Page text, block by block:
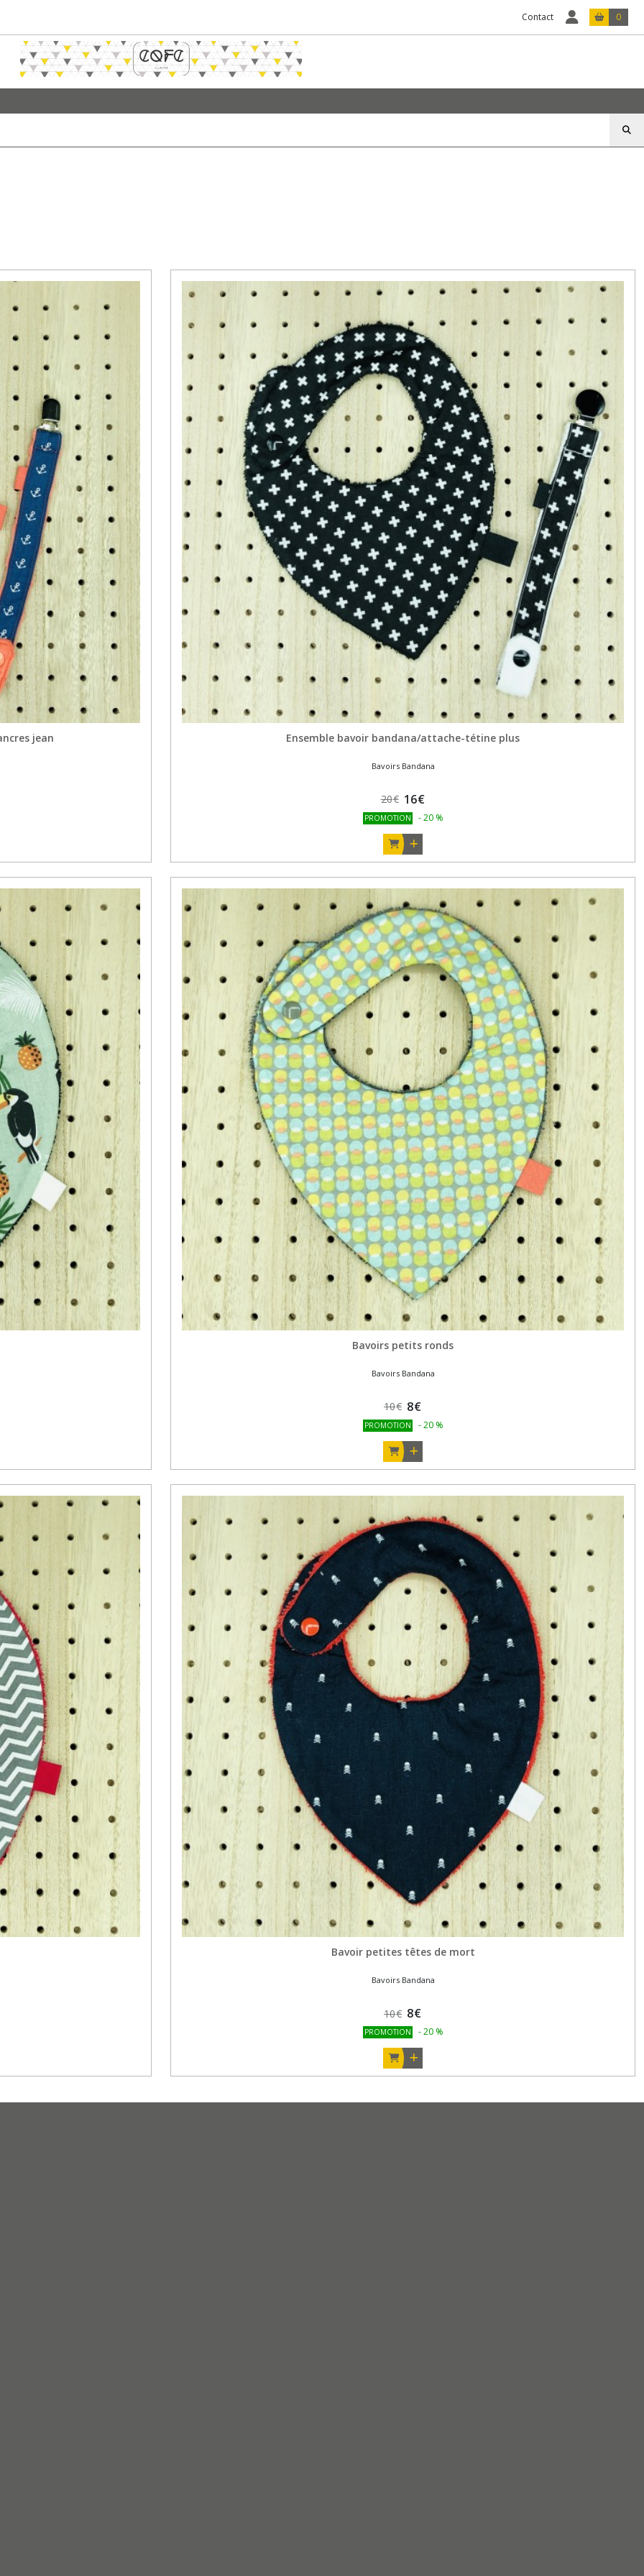
Contact 0
jean Ensemble bavoir bandana/attache-tétine plus
Bavoirs Bandana
20€ 16€
PROMOTION - 20 %
Bavoirs petits ronds
Bavoirs Bandana
10€ 8€
PROMOTION - 20 %
Bavoir petites têtes de mort
Bavoirs Bandana
10€ 8€
PROMOTION - 20 %